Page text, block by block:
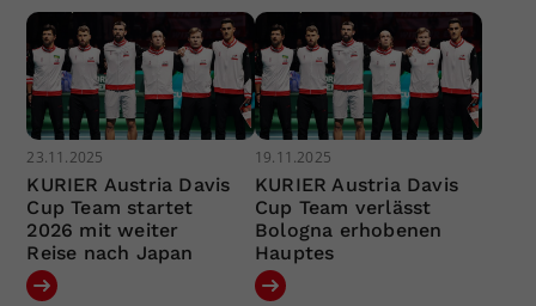
23.11.2025
KURIER Austria Davis
Cup Team startet
2026 mit weiter
Reise nach Japan
19.11.2025
KURIER Austria Davis
Cup Team verlässt
Bologna erhobenen
Hauptes